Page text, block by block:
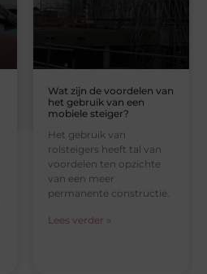
Wat zijn de voordelen van
het gebruik van een
mobiele steiger?
Het gebruik van
rolsteigers heeft tal van
voordelen ten opzichte
van een meer
permanente constructie.
Lees verder »